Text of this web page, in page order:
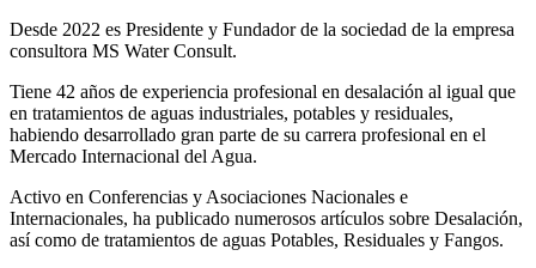
Desde 2022 es Presidente y Fundador de la sociedad de la empresa
consultora MS Water Consult.
Tiene 42 años de experiencia profesional en desalación al igual que
en tratamientos de aguas industriales, potables y residuales,
habiendo desarrollado gran parte de su carrera profesional en el
Mercado Internacional del Agua.
Activo en Conferencias y Asociaciones Nacionales e
Internacionales, ha publicado numerosos artículos sobre Desalación,
así como de tratamientos de aguas Potables, Residuales y Fangos.